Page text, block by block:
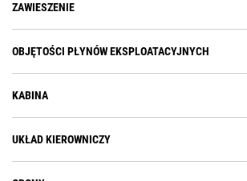
ZAWIESZENIE
OBJĘTOŚCI PŁYNÓW EKSPLOATACYJNYCH
KABINA
UKŁAD KIEROWNICZY